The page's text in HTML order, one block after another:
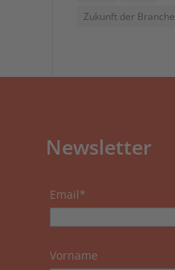
Zukunft der Branche
Newsletter
Email*
Vorname